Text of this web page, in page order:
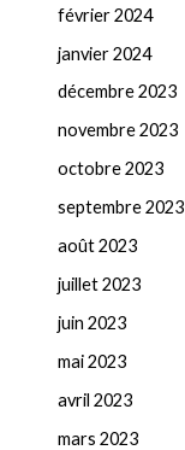
février 2024
janvier 2024
décembre 2023
novembre 2023
octobre 2023
septembre 2023
août 2023
juillet 2023
juin 2023
mai 2023
avril 2023
mars 2023